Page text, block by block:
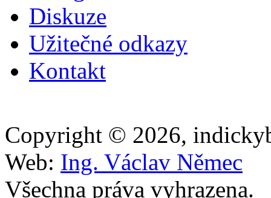
Diskuze
Užitečné odkazy
Kontakt
Copyright © 2026,
Web: Ing. Václav Němec
Všechna práva vyhrazena.